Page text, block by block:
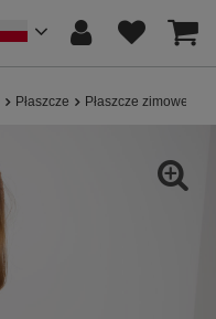
Płaszcze Płaszcze zimowe